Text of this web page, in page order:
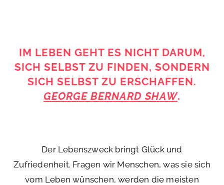
IM LEBEN GEHT ES NICHT DARUM,
SICH SELBST ZU FINDEN, SONDERN
SICH SELBST ZU ERSCHAFFEN.
GEORGE BERNARD SHAW.
Der Lebenszweck bringt Glück und
Zufriedenheit. Fragen wir Menschen, was sie sich
vom Leben wünschen, werden die meisten